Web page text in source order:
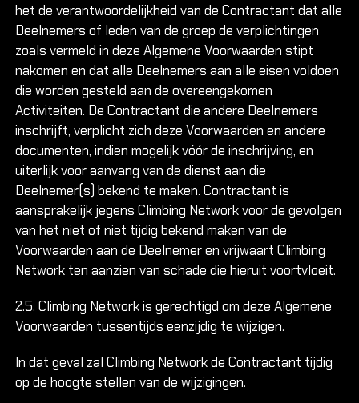
het de verantwoordelijkheid van de Contractant dat alle
Deelnemers of leden van de groep de verplichtingen
zoals vermeld in deze Algemene Voorwaarden stipt
nakomen en dat alle Deelnemers aan alle eisen voldoen
die worden gesteld aan de overeengekomen
Activiteiten. De Contractant die andere Deelnemers
inschrijft, verplicht zich deze Voorwaarden en andere
documenten, indien mogelijk vóór de inschrijving, en
uiterlijk voor aanvang van de dienst aan die
Deelnemer(s) bekend te maken. Contractant is
aansprakelijk jegens Climbing Network voor de gevolgen
van het niet of niet tijdig bekend maken van de
Voorwaarden aan de Deelnemer en vrijwaart Climbing
Network ten aanzien van schade die hieruit voortvloeit.
2.5. Climbing Network is gerechtigd om deze Algemene
Voorwaarden tussentijds eenzijdig te wijzigen.
In dat geval zal Climbing Network de Contractant tijdig
op de hoogte stellen van de wijzigingen.